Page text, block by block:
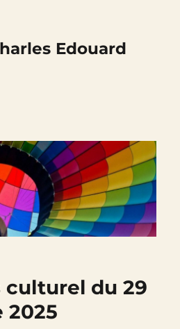
Edouard
culturel du 29
2025